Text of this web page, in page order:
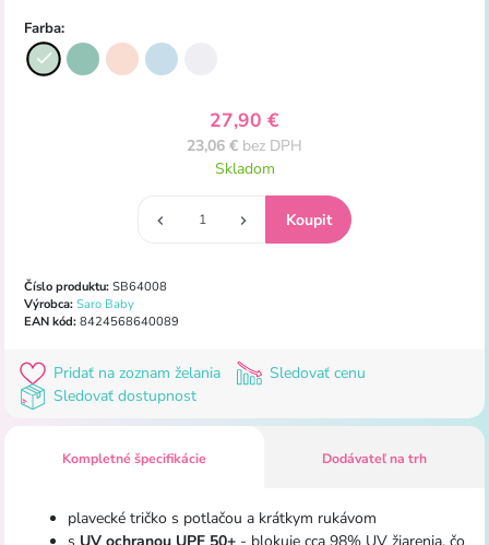
Farba:
27,90 €
23,06 € bez DPH
Skladom
Číslo produktu:SB64008
Výrobca: Saro Baby
EAN kód:8424568640089
Pridať na zoznam želania
Sledovať cenu
Sledovať dostupnost
Kompletné špecifikácie Dodávateľ na trh
plavecké tričko s potlačou a krátkym rukávom